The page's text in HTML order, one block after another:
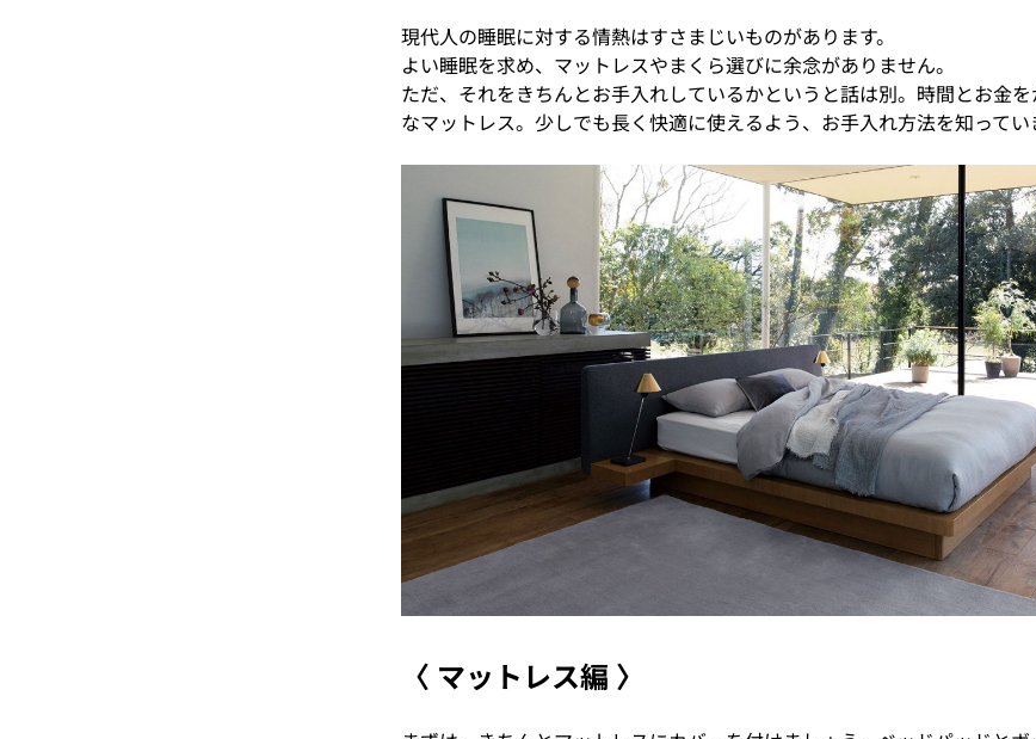
現代人の睡眠に対する情熱はすさまじいものがあります。
よい睡眠を求め、マットレスやまくら選びに余念がありません。
ただ、それをきちんとお手入れしているかというと話は別。時間とお金
なマットレス。少しでも長く快適に使えるよう、お手入れ方法を知ってい
〈 マットレス編 〉